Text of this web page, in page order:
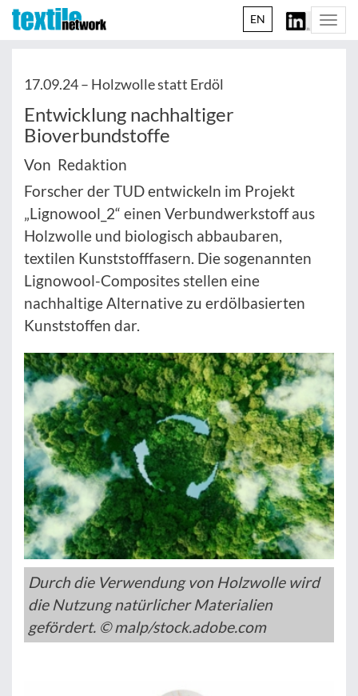
EN
17.09.24 – Holzwolle statt Erdöl
Entwicklung nachhaltiger
Bioverbundstoffe
Von Redaktion
Forscher der TUD entwickeln im Projekt
„Lignowool_2“ einen Verbundwerkstoff aus
Holzwolle und biologisch abbaubaren,
textilen Kunststofffasern. Die sogenannten
Lignowool-Composites stellen eine
nachhaltige Alternative zu erdölbasierten
Kunststoffen dar.
Durch die Verwendung von Holzwolle wird
die Nutzung natürlicher Materialien
gefördert. © malp/stock.adobe.com